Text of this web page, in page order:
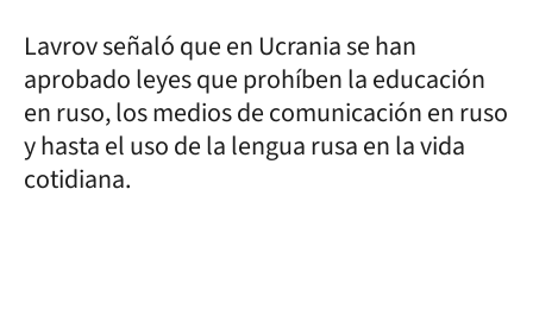
Lavrov señaló que en Ucrania se han
aprobado leyes que prohíben la educación
en ruso, los medios de comunicación en ruso
y hasta el uso de la lengua rusa en la vida
cotidiana.